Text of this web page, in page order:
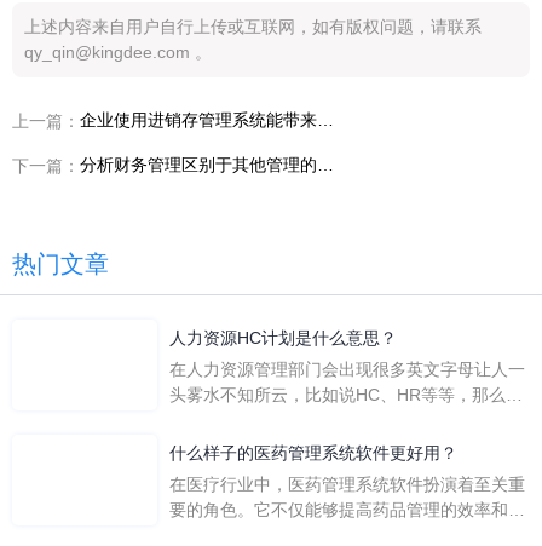
上述内容来自用户自行上传或互联网，如有版权问题，请联系
qy_qin@kingdee.com 。
上一篇：
下一篇：
热门文章
人力资源HC计划是什么意思？
在人力资源管理部门会出现很多英文字母让人一
头雾水不知所云，比如说HC、HR等等，那么它
么呢？
什么样子的医药管理系统软件更好用？
在医疗行业中，医药管理系统软件扮演着至关重
要的角色。它不仅能够提高药品管理的效率和准